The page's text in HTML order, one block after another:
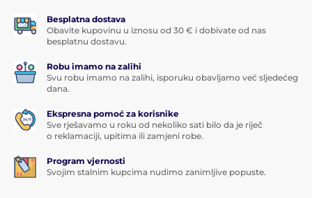
Besplatna dostava
Obavite kupovinu u iznosu od 30 € i dobivate od nas
besplatnu dostavu.
Robu imamo na zalihi
Svu robu imamo na zalihi, isporuku obavljamo već sljedećeg
dana.
Ekspresna pomoć za korisnike
Sve rješavamo u roku od nekoliko sati bilo da je riječ
o reklamaciji, upitima ili zamjeni robe.
Program vjernosti
Svojim stalnim kupcima nudimo zanimljive popuste.